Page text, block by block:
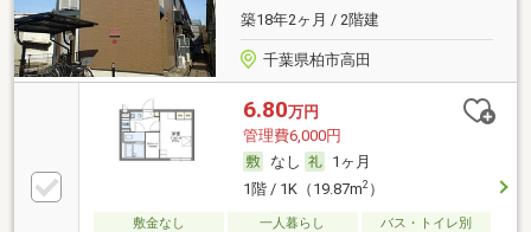
築18年2ヶ月 / 2階建
千葉県柏市高田
6.80万円
管理費6,000円
なし
1ヶ月
1階 / 1K（19.87m2）
敷金なし 一人暮らし バス・トイレ別